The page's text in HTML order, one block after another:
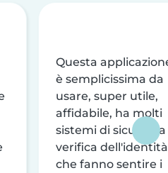
Questa
è semplicissima da
usare, super utile,
affidabile, ha molti
sistemi di sicurezza
verifica dell'identità
che fanno sentire i